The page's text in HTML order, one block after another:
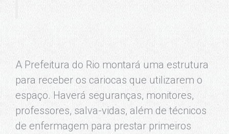
A Prefeitura do Rio montará uma estrutura
para receber os cariocas que utilizarem o
espaço. Haverá seguranças, monitores,
professores, salva-vidas, além de técnicos
de enfermagem para prestar primeiros